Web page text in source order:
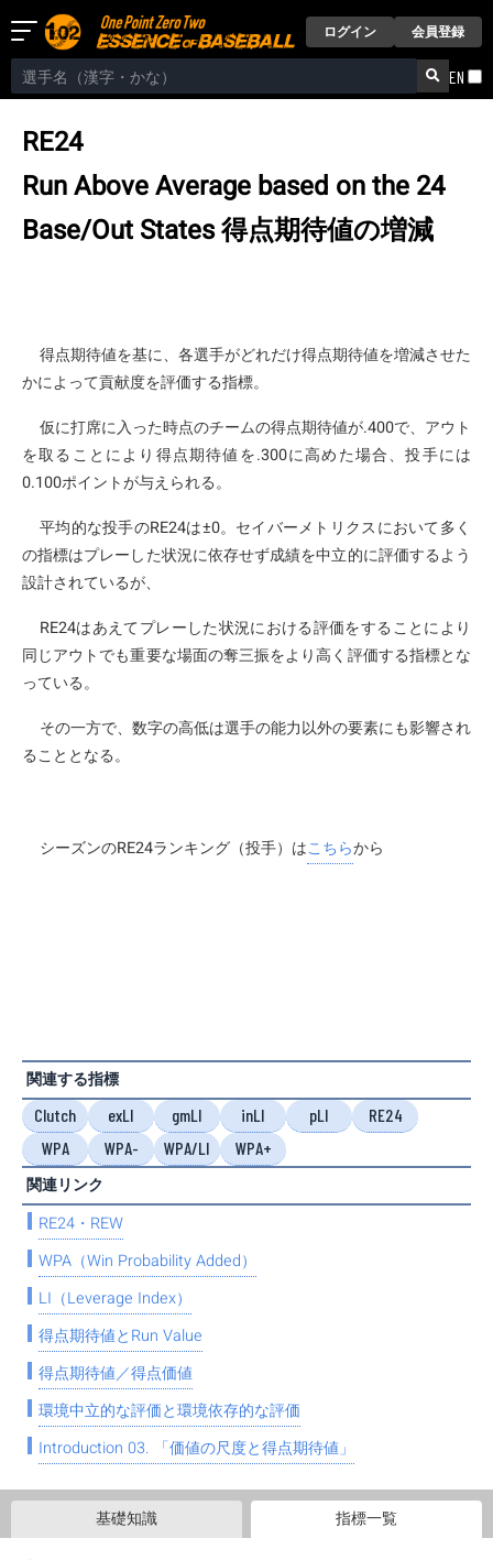
ログイン 会員登録
EN
RE24
Run Above Average based on the 24
Base/Out States得点期待値の増減
得点期待値を基に、各選手がどれだけ得点期待値を増減させた
かによって貢献度を評価する指標。
仮に打席に入った時点のチームの得点期待値が.400で、アウト
を取ることにより得点期待値を.300に高めた場合、投手には
0.100ポイントが与えられる。
平均的な投手のRE24は±0。セイバーメトリクスにおいて多く
の指標はプレーした状況に依存せず成績を中立的に評価するよう
設計されているが、
RE24はあえてプレーした状況における評価をすることにより
同じアウトでも重要な場面の奪三振をより高く評価する指標とな
っている。
その一方で、数字の高低は選手の能力以外の要素にも影響され
ることとなる。
シーズンのRE24ランキング（投手）はこちらから
関連する指標
Clutch exLI gmLI inLI pLI
RE24
WPA
WPA- WPA/LI WPA+
関連リンク
RE24・REW
WPA（Win Probability Added）
LI（Leverage Index）
得点期待値とRun Value
得点期待値／得点価値
環境中立的な評価と環境依存的な評価
Introduction 03. 「価値の尺度と得点期待値」
基礎知識 指標一覧